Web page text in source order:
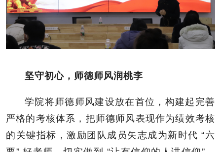
坚守初心，师德师风润桃李
学院将师德师风建设放在首位，构建起完善
严格的考核体系，把师德师风表现作为绩效考核
的关键指标，激励团队成员矢志成为新时代 “六